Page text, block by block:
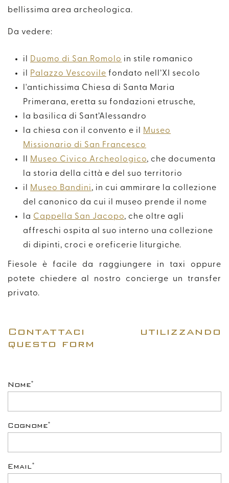
bellissima area archeologica.
Da vedere:
il Duomo di San Romolo in stile romanico
il
Palazzo Vescovile fondato nell’XI secolo
l'antichissima Chiesa di Santa Maria
Primerana, eretta su fondazioni etrusche,
la basilica di Sant’Alessandro
la chiesa con il convento e il
Museo
Missionario di San Francesco
Museo Civico Archeologico, che documenta
la storia della città e del suo territorio
il
Museo Bandini, in cui ammirare la collezione
del canonico da cui il museo prende il nome
la Cappella San Jacopo, che oltre agli
affreschi ospita al suo interno una collezione
di dipinti, croci e oreficerie liturgiche.
Fiesole è facile da raggiungere in taxi oppure
potete chiedere al nostro concierge un transfer
privato.
Contattaci utilizzando
questo form
Nome*
Cognome*
Email*